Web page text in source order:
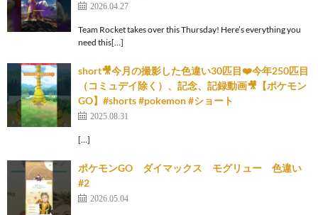
2026.04.27
Team Rocket takes over this Thursday! Here’s everything you
need this[…]
short🎥今月の撮影した色違い30匹目❤️今年250匹目
（コミュデイ除く）、記念、記録動画🎥【ポケモン
GO】#shorts #pokemon #ショート
2025.08.31
[…]
ポケモンGO ダイマックス モグリュー 色違い
#2
2026.05.04